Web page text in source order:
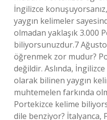
İngilizce
yaygın kelimeler
olmadan yaklaşık 3.000
biliyorsunuzdur.7
öğrenmek zor mudur?
değildir. Aslında,
olarak bilinen yaygın
muhtemelen farkında
Portekizce kelime
dile benziyor? İtalyanca,